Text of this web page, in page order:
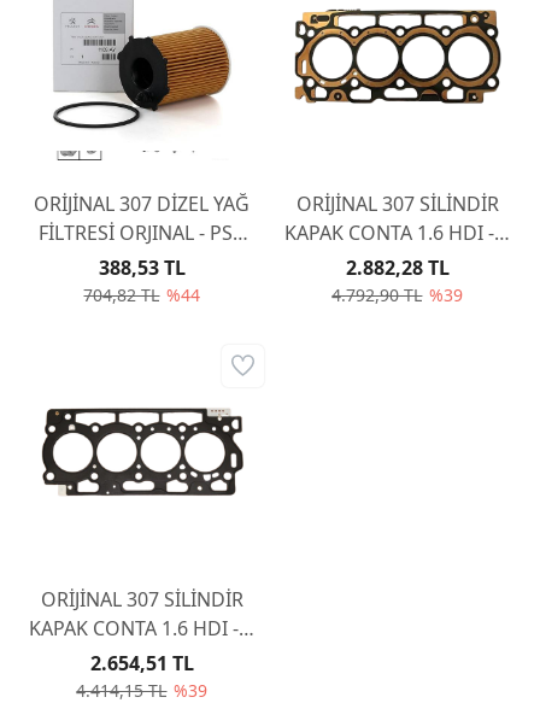
ORİJİNAL 307 DİZEL YAĞ
FİLTRESİ ORJINAL - PSA
1.6 HDI 1.4 HDI 1109AY
704,82 TL %44
388,53 TL
ORİJİNAL 307 SİLİNDİR
KAPAK CONTA 1.6 HDI - 5
ÇENTİK (1,45) 0209CG
4.792,90 TL %39
2.882,28 TL
ORİJİNAL 307 SİLİNDİR
KAPAK CONTA 1.6 HDI - 4
ÇENTİK (1,40) 0209CF
4.414,15 TL %39
2.654,51 TL